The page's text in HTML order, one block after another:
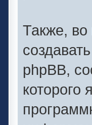
Также,
phpBB,
которого